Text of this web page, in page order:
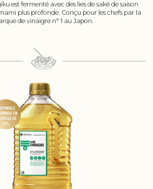
est fermenté avec des lies de saké de saison
plus profonde. Conçu pour les chefs par la
de vinaigre n° 1 au Japon.